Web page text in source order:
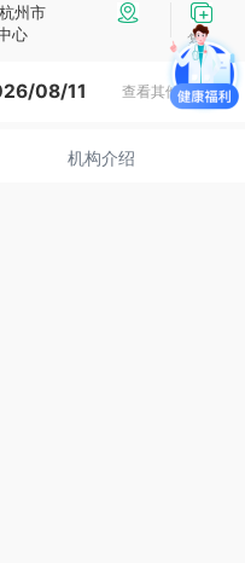
州市
心
复
制
08/11 查看其他时间
机构介绍